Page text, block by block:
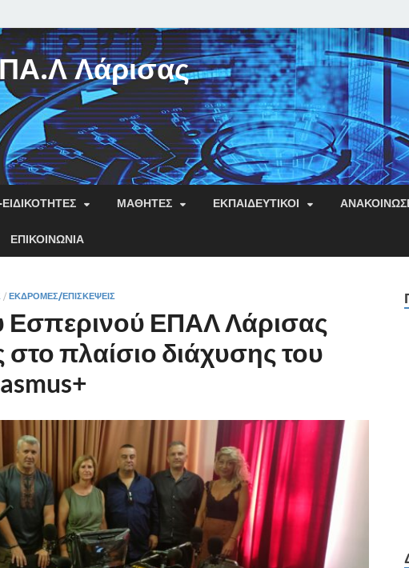
Λάρισας
ΜΑΘΗΤΈΣ ΕΚΠΑΙΔΕΥΤΙΚΟΊ
ΕΠΙΚΟΙΝΩΝΊΑ
/ ΕΚΔΡΟΜΈΣ/ΕΠΙΣΚΈΨΕΙΣ
Εσπερινού ΕΠΑΛ Λάρισας
πλαίσιο διάχυσης του